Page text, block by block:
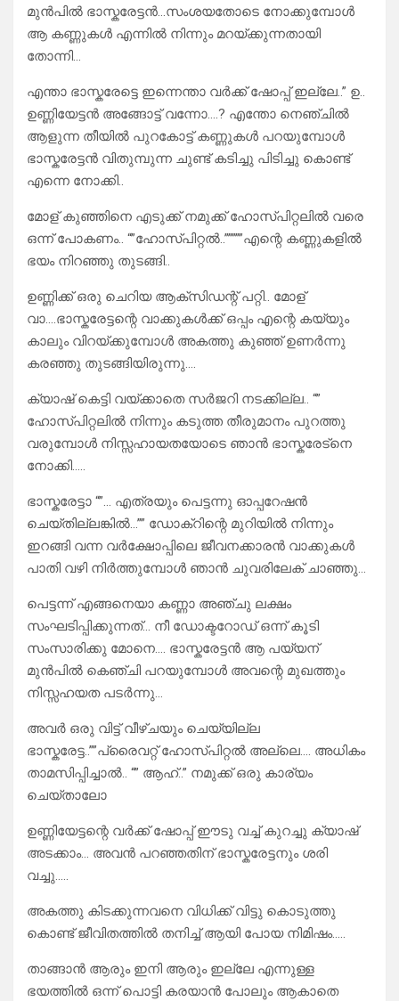
മുൻപിൽ ഭാസ്കരേട്ടൻ…സംശയതോടെ നോക്കുമ്പോൾ
ആ കണ്ണുകൾ എന്നിൽ നിന്നും മറയ്ക്കുന്നതായി
തോന്നി…
എന്താ ഭാസ്കരേട്ടെ ഇന്നെന്താ വർക്ക്‌ ഷോപ്പ് ഇല്ലേ..” ഉ..
ഉണ്ണിയേട്ടൻ അങ്ങോട്ട് വന്നോ….? എന്തോ നെഞ്ചിൽ
ആളുന്ന തീയിൽ പുറകോട്ട് കണ്ണുകൾ പറയുമ്പോൾ
ഭാസ്കരേട്ടൻ വിതുമ്പുന്ന ചുണ്ട് കടിച്ചു പിടിച്ചു കൊണ്ട്
എന്നെ നോക്കി..
മോള് കുഞ്ഞിനെ എടുക്ക് നമുക്ക് ഹോസ്പിറ്റലിൽ വരെ
ഒന്ന് പോകണം.. “”ഹോസ്പിറ്റൽ..”””””എന്റെ കണ്ണുകളിൽ
ഭയം നിറഞ്ഞു തുടങ്ങി..
ഉണ്ണിക്ക് ഒരു ചെറിയ ആക്‌സിഡന്റ് പറ്റി.. മോള്
വാ….ഭാസ്കരേട്ടന്റെ വാക്കുകൾക്ക്‌ ഒപ്പം എന്റെ കയ്യും
കാലും വിറയ്ക്കുമ്പോൾ അകത്തു കുഞ്ഞ് ഉണർന്നു
കരഞ്ഞു തുടങ്ങിയിരുന്നു….
ക്യാഷ് കെട്ടി വയ്ക്കാതെ സർജറി നടക്കില്ല.. “”
ഹോസ്പിറ്റലിൽ നിന്നും കടുത്ത തീരുമാനം പുറത്തു
വരുമ്പോൾ നിസ്സഹായതയോടെ ഞാൻ ഭാസ്കരേട്നെ
നോക്കി…..
ഭാസ്കരേട്ടാ “”… എത്രയും പെട്ടന്നു ഓപ്പറേഷൻ
ചെയ്തില്ലങ്കിൽ…”” ഡോക്റിന്റെ മുറിയിൽ നിന്നും
ഇറങ്ങി വന്ന വർക്ഷോപ്പിലെ ജീവനക്കാരൻ വാക്കുകൾ
പാതി വഴി നിർത്തുമ്പോൾ ഞാൻ ചുവരിലേക് ചാഞ്ഞു…
പെട്ടന്ന് എങ്ങനെയാ കണ്ണാ അഞ്ചു ലക്ഷം
സംഘടിപ്പിക്കുന്നത്… നീ ഡോക്ടറോഡ് ഒന്ന് കൂടി
സംസാരിക്കു മോനെ…. ഭാസ്കരേട്ടൻ ആ പയ്യന്
മുൻപിൽ കെഞ്ചി പറയുമ്പോൾ അവന്റെ മുഖത്തും
നിസ്സഹയത പടർന്നു…
അവർ ഒരു വിട്ട് വീഴ്ചയും ചെയ്യില്ല
ഭാസ്കരേട്ട..””പ്രൈവറ്റ് ഹോസ്പിറ്റൽ അല്ലെ…. അധികം
താമസിപ്പിച്ചാൽ.. “” ആഹ്..” നമുക്ക് ഒരു കാര്യം
ചെയ്താലോ
ഉണ്ണിയേട്ടന്റെ വർക്ക്‌ ഷോപ്പ് ഈടു വച്ച് കുറച്ചു ക്യാഷ്
അടക്കാം… അവൻ പറഞ്ഞതിന് ഭാസ്കരേട്ടനും ശരി
വച്ചു…..
അകത്തു കിടക്കുന്നവനെ വിധിക്ക് വിട്ടു കൊടുത്തു
കൊണ്ട് ജീവിതത്തിൽ തനിച്ച് ആയി പോയ നിമിഷം…..
താങ്ങാൻ ആരും ഇനി ആരും ഇല്ലേ എന്നുള്ള
ഭയത്തിൽ ഒന്ന് പൊട്ടി കരയാൻ പോലും ആകാതെ